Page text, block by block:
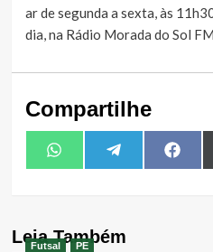
ar de segunda a sexta, às
dia, na Rádio Morada do Sol
Compartilhe
Share
on
WhatsAppShare
on
TelegramShare
on
Leia Também
Futsal PE